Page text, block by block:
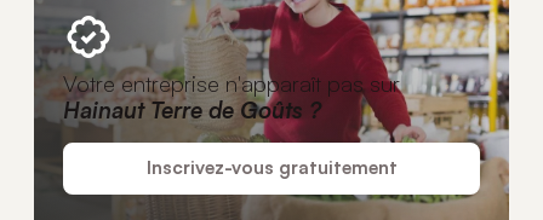
Votre entreprise n'apparaît pas sur
Hainaut Terre de Goûts ?
Inscrivez-vous gratuitement